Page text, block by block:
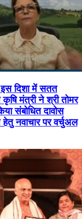
इस दिशा में सतत
मंत्री ने श्री तोमर
संबोधित दावोस
नवाचार पर वर्चुअल